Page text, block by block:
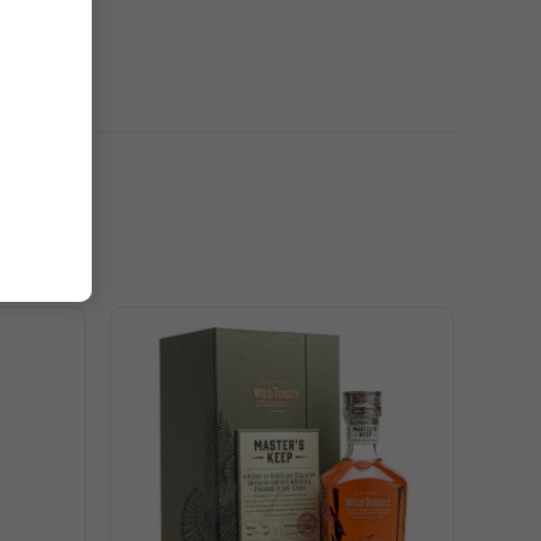
dùng đã cảm nhận rõ rệt anh đào chín quá, cam,
đen, bơ, quế, nước muối béo mặn, quả óc chó. Vị
chà là, socola, gia vị sherry,…